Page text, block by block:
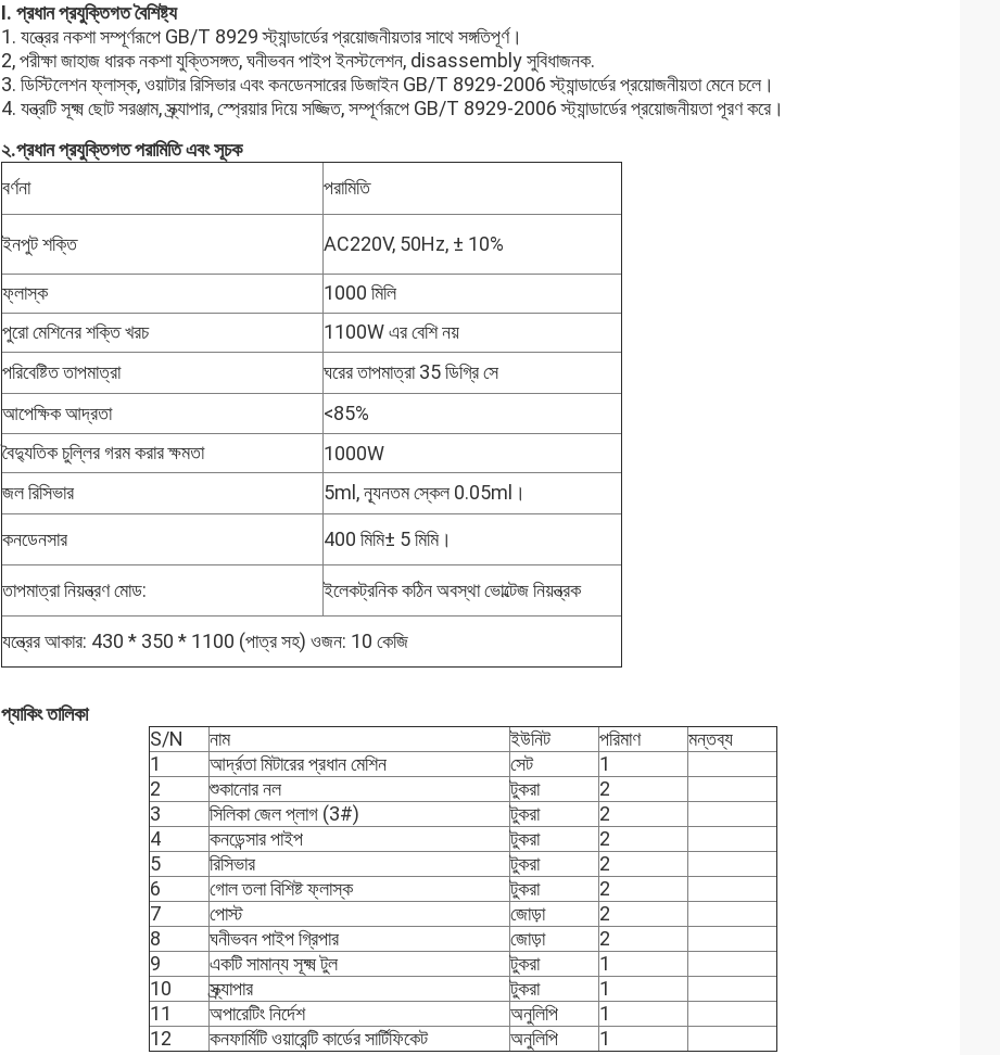
I. প্রধান প্রযুক্তিগত বৈশিষ্ট্য
1. যন্ত্রের নকশা সম্পূর্ণরূপে GB/T 8929 স্ট্যান্ডার্ডের প্রয়োজনীয়তার সাথে সঙ্গতিপূর্ণ।
2, পরীক্ষা জাহাজ ধারক নকশা যুক্তিসঙ্গত, ঘনীভবন পাইপ ইনস্টলেশন, disassembly সুবিধাজনক.
3. ডিস্টিলেশন ফ্লাস্ক, ওয়াটার রিসিভার এবং কনডেনসারের ডিজাইন GB/T 8929-2006 স্ট্যান্ডার্ডের প্রয়োজনীয়তা মেনে চলে।
4. যন্ত্রটি সূক্ষ্ম ছোট সরঞ্জাম, স্ক্র্যাপার, স্প্রেয়ার দিয়ে সজ্জিত, সম্পূর্ণরূপে GB/T 8929-2006 স্ট্যান্ডার্ডের প্রয়োজনীয়তা পূরণ করে।
২.প্রধান প্রযুক্তিগত পরামিতি এবং সূচক
বর্ণনা
পরামিতি
ইনপুট শক্তি AC220V, 50Hz, ± 10%
ফ্লাস্ক
1000 মিলি
পুরো মেশিনের শক্তি খরচ
1100W এর বেশি নয়
পরিবেষ্টিত তাপমাত্রা
ঘরের তাপমাত্রা 35 ডিগ্রি সে
আপেক্ষিক আদ্রতা
<85%
বৈদ্যুতিক চুল্লির গরম করার ক্ষমতা
1000W
জল রিসিভার
5ml, ন্যূনতম স্কেল 0.05ml।
কনডেনসার 400 মিমি± 5 মিমি।
তাপমাত্রা নিয়ন্ত্রণ মোড: ইলেকট্রনিক কঠিন অবস্থা ভোল্টেজ নিয়ন্ত্রক
যন্ত্রের আকার: 430 * 350 * 1100 (পাত্র সহ) ওজন: 10 কেজি
প্যাকিং তালিকা
S/N
নাম ইউনিট পরিমাণ
মন্তব্য
1
আর্দ্রতা মিটারের প্রধান মেশিন সেট
1
2
শুকানোর নল টুকরা
2
3
সিলিকা জেল প্লাগ (3#) টুকরা
2
4
কনডেন্সার পাইপ টুকরা
2
5
রিসিভার টুকরা
2
6
গোল তলা বিশিষ্ট ফ্লাস্ক টুকরা
2
7
পোস্ট জোড়া
2
8
ঘনীভবন পাইপ গ্রিপার জোড়া
2
9
একটি সামান্য সূক্ষ্ম টুল টুকরা
1
10
স্ক্র্যাপার টুকরা
1
11
অপারেটিং নির্দেশ অনুলিপি
1
12
কনফার্মিটি ওয়ারেন্টি কার্ডের সার্টিফিকেট অনুলিপি 1